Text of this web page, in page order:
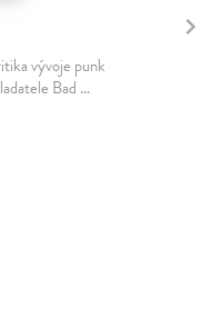
vývoje punk
Bad ...